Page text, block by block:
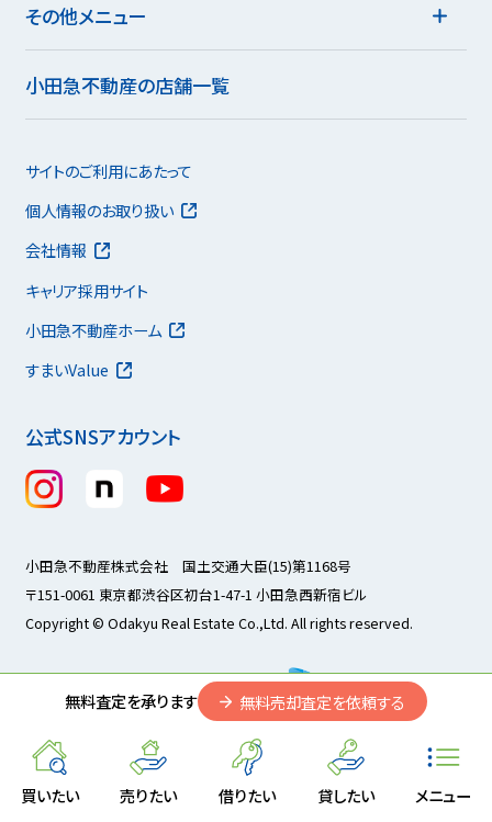
買いたい 売りたい 借りたい 貸したい メニュー
無料査定を承ります 無料売却査定を依頼する
その他メニュー
小田急不動産の店舗一覧
公式SNSアカウント
サイトのご利用にあたって
個人情報のお取り扱い
会社情報
キャリア採用サイト
小田急不動産ホーム
すまいValue
小田急不動産株式会社 国土交通大臣(15)第1168号
〒151-0061 東京都渋谷区初台1-47-1 小田急西新宿ビル
Copyright © Odakyu Real Estate Co.,Ltd. All rights reserved.